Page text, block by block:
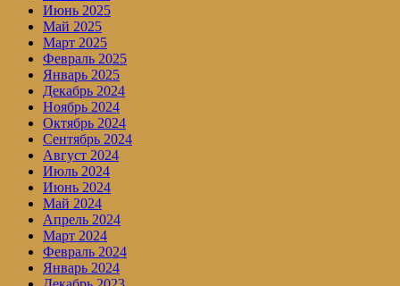
Июнь 2025
Май 2025
Март 2025
Февраль 2025
Январь 2025
Декабрь 2024
Ноябрь 2024
Октябрь 2024
Сентябрь 2024
Август 2024
Июль 2024
Июнь 2024
Май 2024
Апрель 2024
Март 2024
Февраль 2024
Январь 2024